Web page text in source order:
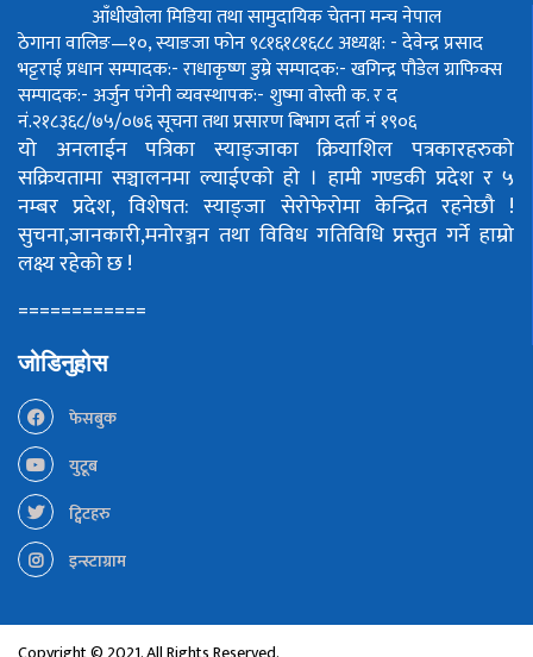
आँधीखोला मिडिया तथा सामुदायिक चेतना मन्च नेपाल
ठेगाना वालिङ—१०, स्याङजा फोन ९८१६१८१६८८अध्यक्ष: - देवेन्द्र प्रसाद
भट्टराईप्रधान सम्पादक:- राधाकृष्ण डुम्रेसम्पादक:- खगिन्द्र पौडेलग्राफिक्स
सम्पादक:- अर्जुन पंगेनीव्यवस्थापक:- शुष्मा वोस्तीक. र द
नं.२१८३६८/७५/०७६सूचना तथा प्रसारण बिभाग दर्ता नं १९०६
यो अनलाईन पत्रिका स्याङ्जाका क्रियाशिल पत्रकारहरुको
सक्रियतामा सञ्चालनमा ल्याईएको हो । हामी गण्डकी प्रदेश र ५
नम्बर प्रदेश, विशेषत: स्याङ्जा सेरोफेरोमा केन्द्रित रहनेछौ !
सुचना,जानकारी,मनोरञ्जन तथा विविध गतिविधि प्रस्तुत गर्ने हाम्रो
लक्ष्य रहेको छ !
============
जोडिनुहोस
फेसबुक
युटूब
ट्विटहरु
इन्स्टाग्राम